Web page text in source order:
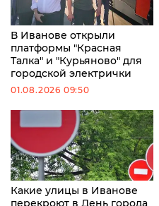
В Иванове открыли
платформы "Красная
Талка" и "Курьяново" для
городской электрички
01.08.2026 09:50
Какие улицы в Иванове
перекроют в День города